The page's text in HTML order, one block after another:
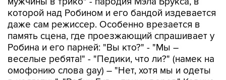
которой над Робином и его бандой издевается
даже сам режиссер. Особенно врезается в
память сцена, где проезжающий спрашивает у
Робина и его парней: "Вы кто?" - "Мы –
веселые ребята!" - "Педики, что ли?" (намек на
омофонию слова gay) – "Нет, хотя мы и одеты